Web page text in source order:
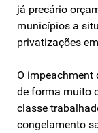
já precário
municípios a
privatizações
O impeachment
de forma muito
classe
congelamento